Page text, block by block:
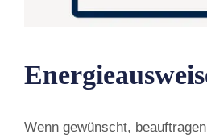
Wenn gewünscht,